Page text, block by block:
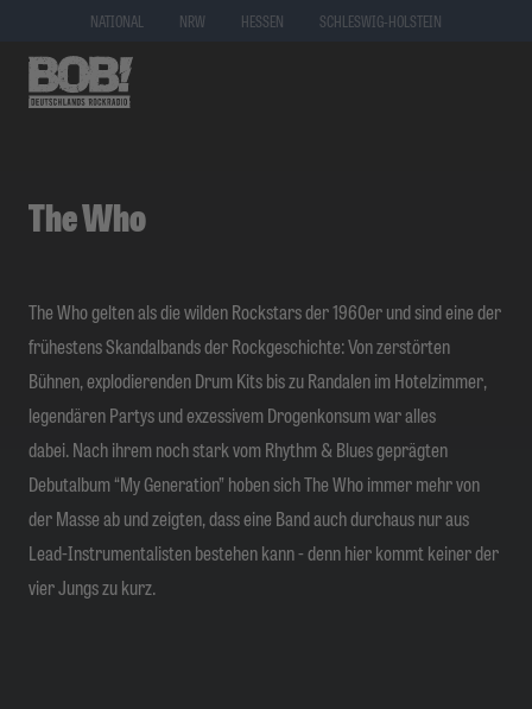
NATIONAL NRW HESSEN SCHLESWIG-HOLSTEIN
The Who
The Who gelten als die wilden Rockstars der 1960er und sind eine der
frühestens Skandalbands der Rockgeschichte: Von zerstörten
Bühnen, explodierenden Drum Kits bis zu Randalen im Hotelzimmer,
legendären Partys und exzessivem Drogenkonsum war alles
dabei. Nach ihrem noch stark vom Rhythm & Blues geprägten
Debutalbum “My Generation” hoben sich The Who immer mehr von
der Masse ab und zeigten, dass eine Band auch durchaus nur aus
Lead-Instrumentalisten bestehen kann - denn hier kommt keiner der
vier Jungs zu kurz.